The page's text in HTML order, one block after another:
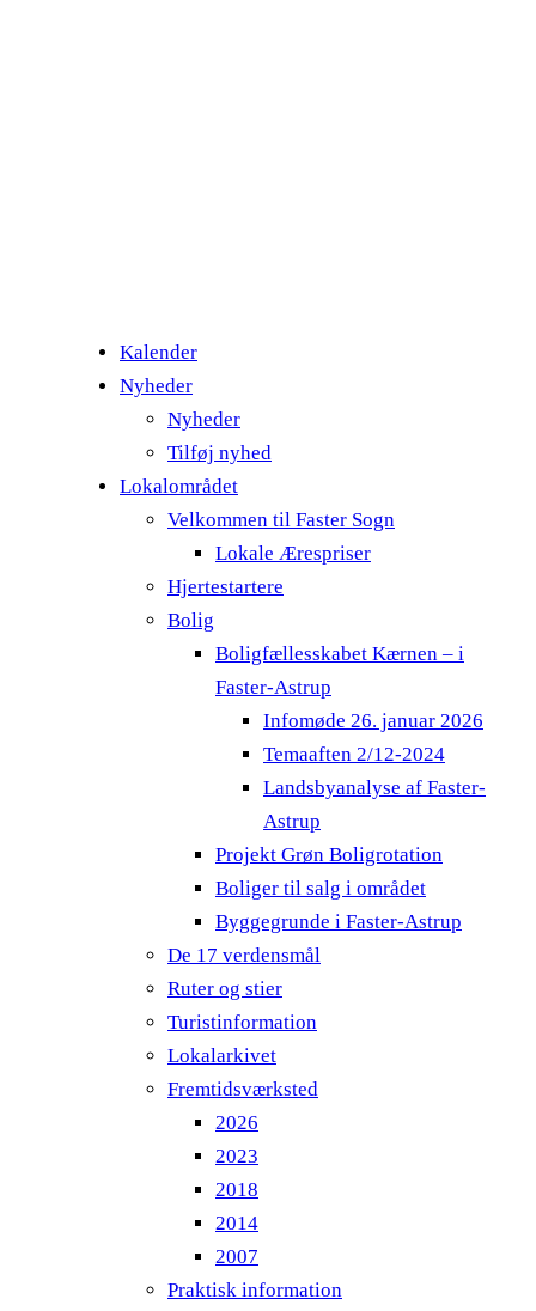
Kalender
Nyheder
Nyheder
Tilføj nyhed
Lokalområdet
Velkommen til Faster Sogn
Lokale Ærespriser
Hjertestartere
Bolig
Boligfællesskabet Kærnen – i
Faster-Astrup
Infomøde 26. januar 2026
Temaaften 2/12-2024
Landsbyanalyse af Faster-
Astrup
Projekt Grøn Boligrotation
Boliger til salg i området
Byggegrunde i Faster-Astrup
De 17 verdensmål
Ruter og stier
Turistinformation
Lokalarkivet
Fremtidsværksted
2026
2023
2018
2014
2007
Praktisk information